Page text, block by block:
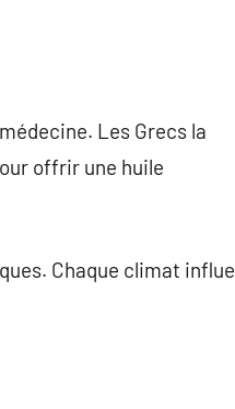
Les Grecs la
offrir une huile
Chaque climat influe